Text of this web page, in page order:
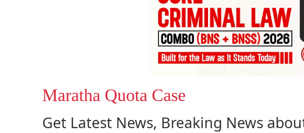
Maratha Quota Case
Get Latest News, Breaking News